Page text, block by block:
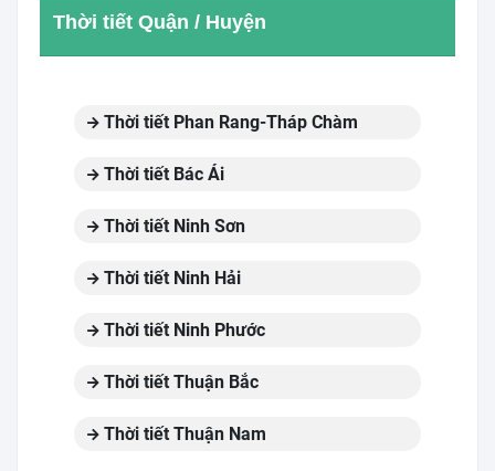
Thời tiết Quận / Huyện
Thời tiết Phan Rang-Tháp Chàm
Thời tiết Bác Ái
Thời tiết Ninh Sơn
Thời tiết Ninh Hải
Thời tiết Ninh Phước
Thời tiết Thuận Bắc
Thời tiết Thuận Nam